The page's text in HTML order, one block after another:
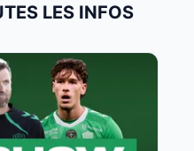
LES INFOS